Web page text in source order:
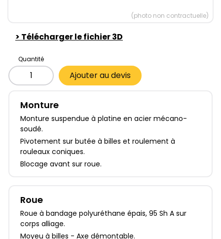
(photo non contractuelle)
> Télécharger le fichier 3D
Quantité
Ajouter au devis
Monture
Monture suspendue à platine en acier mécano-
soudé.
Pivotement sur butée à billes et roulement à
rouleaux coniques.
Blocage avant sur roue.
Roue
Roue à bandage polyuréthane épais, 95 Sh A sur
corps alliage.
Moyeu à billes - Axe démontable.